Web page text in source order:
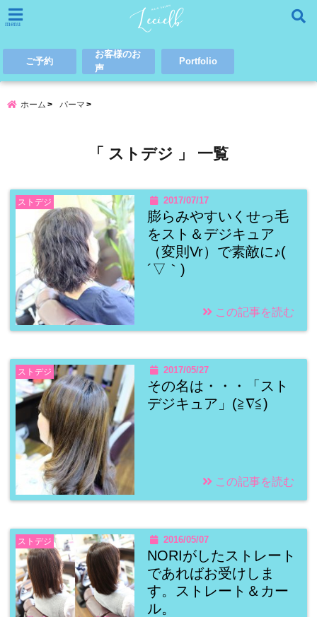
menu
ご予約
お客様のお
声
Portfolio
ホーム パーマ
「 ストデジ 」 一覧
ストデジ 2017/07/17
膨らみやすいくせっ毛
をスト＆デジキュア
（変則Vr）で素敵に♪(
´▽｀)
この記事を読む
ストデジ 2017/05/27
その名は・・・「スト
デジキュア」(≧∇≦)
この記事を読む
ストデジ 2016/05/07
NORIがしたストレート
であればお受けしま
す。ストレート＆カー
ル。